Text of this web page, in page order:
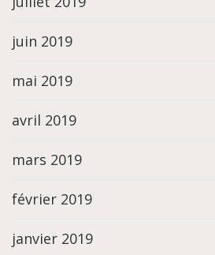
juin 2019
mai 2019
avril 2019
mars 2019
février 2019
janvier 2019